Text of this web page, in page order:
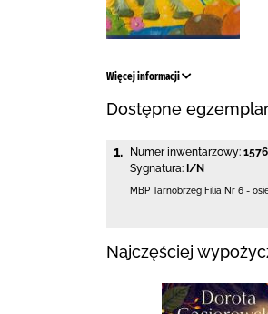
Więcej informacji
Dostępne
1. Numer inwentarzowy:
Sygnatura: I/N
MBP Tarnobrzeg Filia Nr 6 -
Najczęściej